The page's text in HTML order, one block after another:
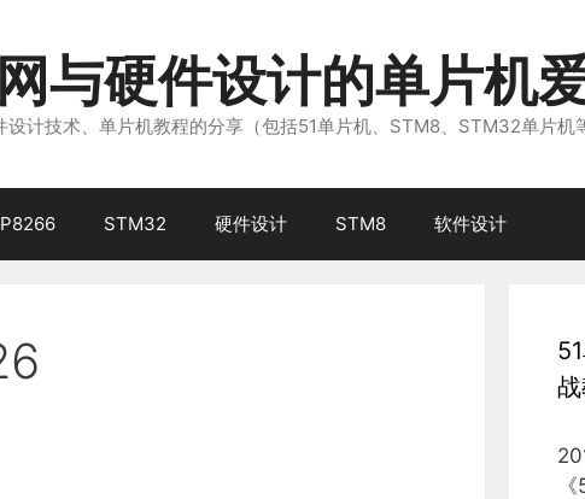
与硬件设计的单片机
计技术、单片机教程的分享（包括51单片机、STM8、STM32单片机
STM32 硬件设计 STM8 软件设计